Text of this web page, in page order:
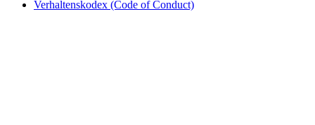
Verhaltenskodex (Code of Conduct)